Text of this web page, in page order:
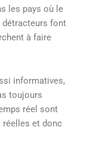
les pays où le
détracteurs font
à faire
informatives,
toujours
réel sont
et donc